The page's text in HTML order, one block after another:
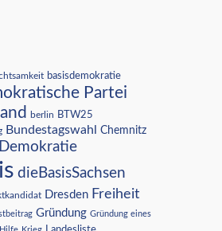
basisdemokratie
Partei
berlin BTW25
Bundestagswahl Chemnitz
Demokratie
dieBasisSachsen
Dresden Freiheit
Gründung Gründung eines